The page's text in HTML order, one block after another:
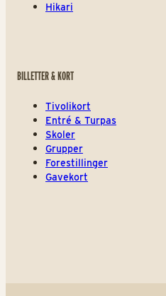
Hikari
BILLETTER & KORT
Tivolikort
Entré & Turpas
Skoler
Grupper
Forestillinger
Gavekort